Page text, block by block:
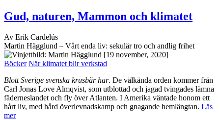
Gud, naturen, Mammon och klimatet
Av Erik Cardelús
Martin Hägglund – Vårt enda liv: sekulär tro och andlig frihet
[19 november, 2020]
Böcker När klimatet blir verkstad
Blott Sverige svenska krusbär har. De välkända orden kommer från
Carl Jonas Love Almqvist, som utblottad och jagad tvingades lämna
fäderneslandet och fly över Atlanten. I Amerika väntade honom ett
hårt liv, med hård överlevnadskamp och gnagande hemlängtan. Läs
mer